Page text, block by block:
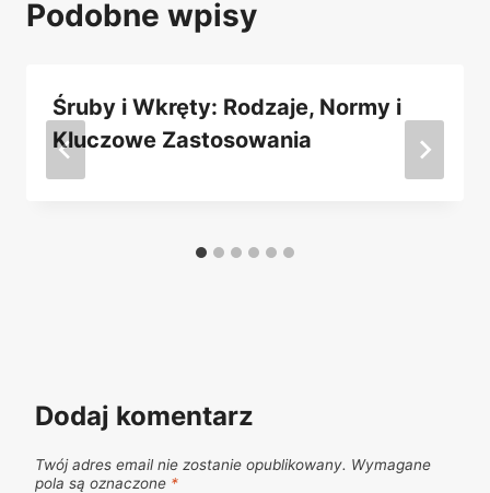
Podobne wpisy
Śruby i Wkręty: Rodzaje, Normy i
Kluczowe Zastosowania
Dodaj komentarz
Twój adres email nie zostanie opublikowany. Wymagane
pola są oznaczone *